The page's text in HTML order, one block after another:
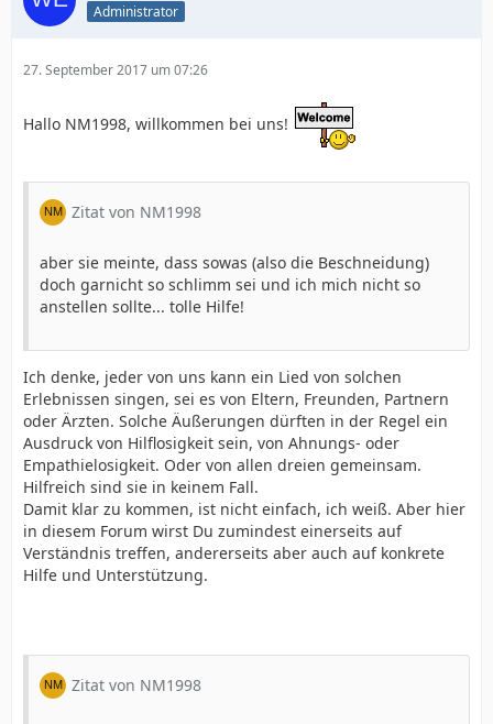
Administrator
27. September 2017 um 07:26
Hallo NM1998, willkommen bei uns!
Zitat von NM1998
aber sie meinte, dass sowas (also die Beschneidung)
doch garnicht so schlimm sei und ich mich nicht so
anstellen sollte... tolle Hilfe!
Ich denke, jeder von uns kann ein Lied von solchen
Erlebnissen singen, sei es von Eltern, Freunden, Partnern
oder Ärzten. Solche Äußerungen dürften in der Regel ein
Ausdruck von Hilflosigkeit sein, von Ahnungs- oder
Empathielosigkeit. Oder von allen dreien gemeinsam.
Hilfreich sind sie in keinem Fall.
Damit klar zu kommen, ist nicht einfach, ich weiß. Aber hier
in diesem Forum wirst Du zumindest einerseits auf
Verständnis treffen, andererseits aber auch auf konkrete
Hilfe und Unterstützung.
Zitat von NM1998